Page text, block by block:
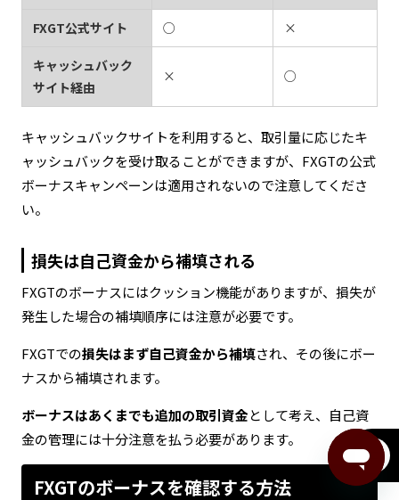
FXGT公式サイト ○ ×
キャッシュバック
サイト経由
× ○
キャッシュバックサイトを利用すると、取引量に応じたキ
ャッシュバックを受け取ることができますが、FXGTの公式
ボーナスキャンペーンは適用されないので注意してくださ
い。
損失は自己資金から補填される
FXGTのボーナスにはクッション機能がありますが、損失が
発生した場合の補填順序には注意が必要です。
FXGTでの損失はまず自己資金から補填され、その後にボー
ナスから補填されます。
ボーナスはあくまでも追加の取引資金として考え、自己資
金の管理には十分注意を払う必要があります。
FXGTのボーナスを確認する方法
menu